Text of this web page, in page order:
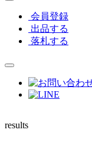
会員登録
出品する
落札する
results